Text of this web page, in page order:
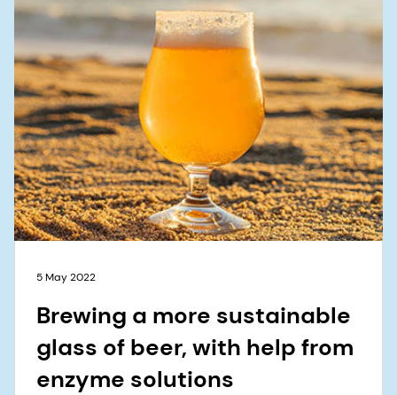
5 May 2022
Brewing a more sustainable
glass of beer, with help from
enzyme solutions